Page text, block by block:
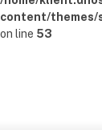
content/themes/
on line 53